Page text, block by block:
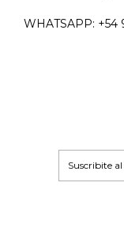
WHATSAPP: +54